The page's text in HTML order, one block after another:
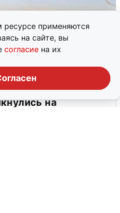
применяются
на сайте, вы
согласие на их
на